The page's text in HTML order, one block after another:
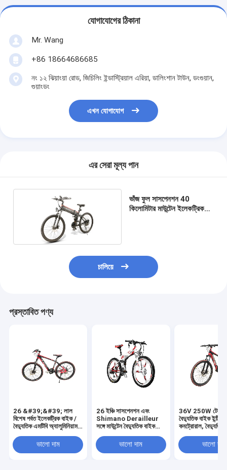
যোগাযোগের ঠিকানা
Mr. Wang
+86 18664686685
নং ১২ ঝিয়াংয়া রোড, জিচিলিং ইন্ডাস্ট্রিয়াল এরিয়া, ডালিংশান টাউন, ডংগুয়ান,
গুয়াংডং
এখন যোগাযোগ
এর সেরা মূল্য পান
ভাঁজ ফুল সাসপেনশন 40
কিলোমিটার মাউন্টেন ইলেকট্রিক
চালিয়ে
প্রস্তাবিত পণ্য
26 &#39;&#39; লাল
বিশেষ পর্বত ইলেকট্রিক বাইক /
বৈদ্যুতিক এমটিবি অ্যালুমিনিয়াম
ভালো দাম
26 ইঞ্চি সাসপেনশন এবং
Shimano Derailleur
সঙ্গে মাউন্টেন বৈদ্যুতিক বাইক
ভালো দাম
36V 250W টেকসই
বৈদ্যুতিক বাইক
কনট্রোরাল, বৈদ্যুতিক
ভালো দাম